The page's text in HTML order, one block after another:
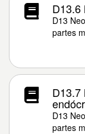
D13.6
D13
partes
D13.7
D13
partes